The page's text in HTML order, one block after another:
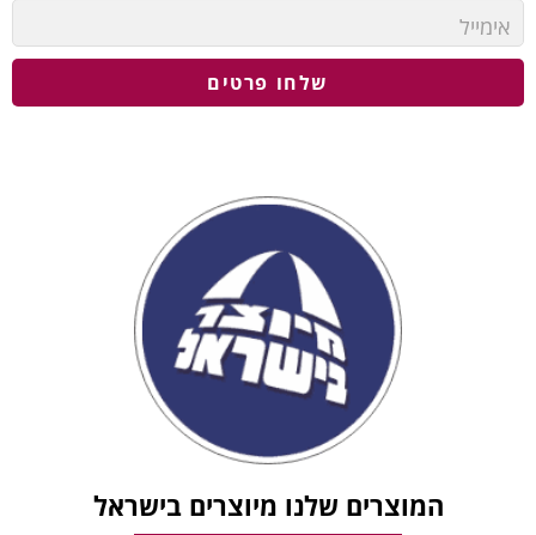
שלחו פרטים
המוצרים שלנו מיוצרים בישראל